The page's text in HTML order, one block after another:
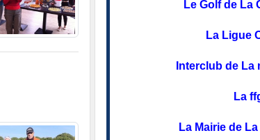
Le Golf de La
La Ligue
Interclub de La
La
La Mairie de